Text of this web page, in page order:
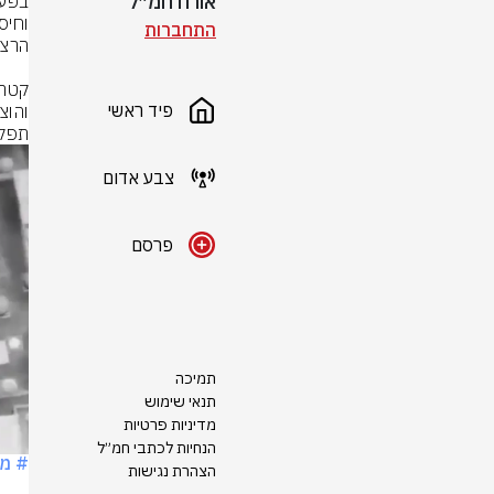
התחברות
פיד ראשי
צבע אדום
פרסם
תמיכה
תנאי שימוש
מדיניות פרטיות
הנחיות לכתבי חמ״ל
הצהרת נגישות
#